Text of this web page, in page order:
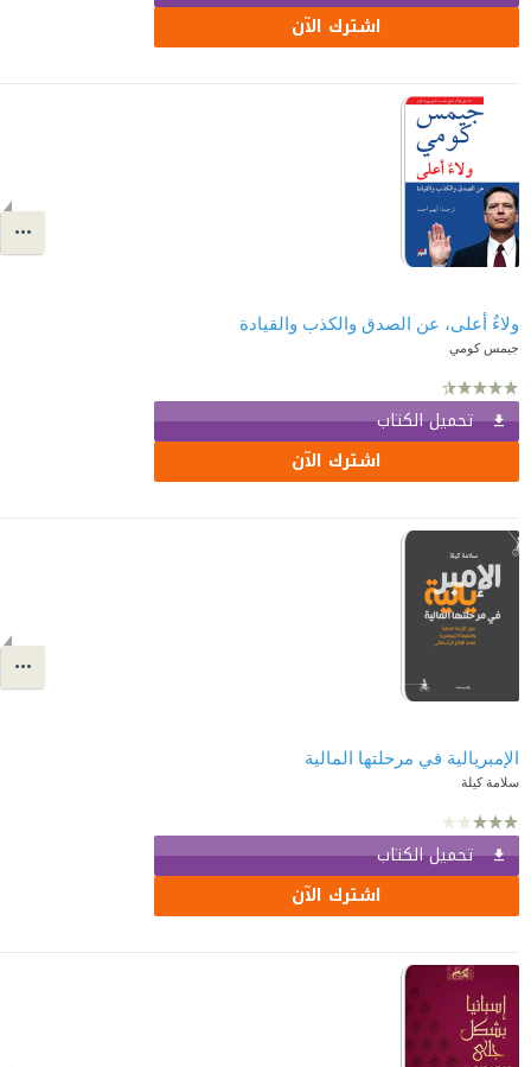
اشترك الآن
ولاءٌ أعلى، عن الصدق والكذب والقيادة
جيمس كومي
تحميل الكتاب
اشترك الآن
الإمبريالية في مرحلتها المالية
سلامة كيلة
تحميل الكتاب
اشترك الآن